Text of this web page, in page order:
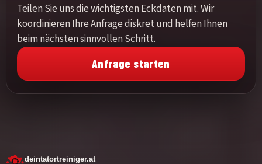
Teilen Sie uns die wichtigsten Eckdaten mit. Wir
koordinieren Ihre Anfrage diskret und helfen Ihnen
beim nächsten sinnvollen Schritt.
Anfrage starten